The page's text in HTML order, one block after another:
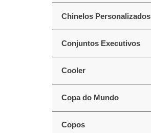
Chinelos Personalizados
Conjuntos Executivos
Cooler
Copa do Mundo
Copos